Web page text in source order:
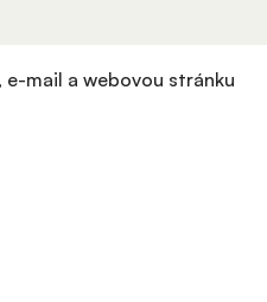
mail a webovou stránku